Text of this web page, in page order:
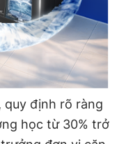
định rõ ràng
học từ 30% trở